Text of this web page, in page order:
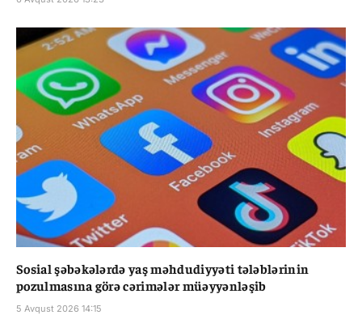
Sosial şəbəkələrdə yaş məhdudiyyəti tələblərinin
pozulmasına görə cərimələr müəyyənləşib
5 Avqust 2026 14:15